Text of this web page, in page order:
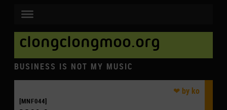
clongclongmoo.org
BUSINESS IS NOT MY MUSIC
[MNF044]